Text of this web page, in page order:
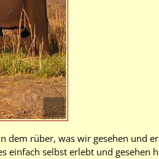
rüber, was wir gesehen und
einfach selbst erlebt und gesehen